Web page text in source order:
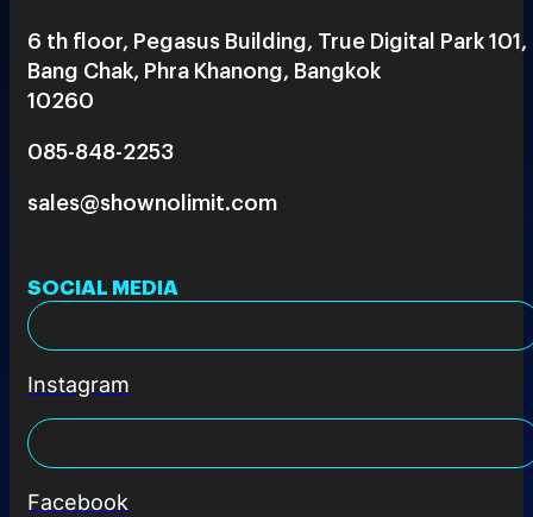
6 th floor, Pegasus Building, True Digital Park 101,
Bang Chak, Phra Khanong, Bangkok
10260
085-848-2253
sales@shownolimit.com
SOCIAL MEDIA
Instagram
Facebook